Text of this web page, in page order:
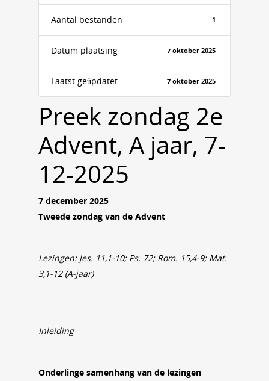
Aantal bestanden 1
Datum plaatsing 7 oktober 2025
Laatst geüpdatet 7 oktober 2025
Preek zondag 2e
Advent, A jaar, 7-
12-2025
7 december 2025
Tweede zondag van de Advent
Lezingen: Jes. 11,1-10; Ps. 72; Rom. 15,4-9; Mat.
3,1-12 (A-jaar)
Inleiding
Onderlinge samenhang van de lezingen